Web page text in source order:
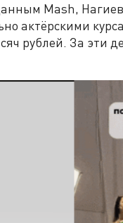
Mash,
актёрскими
рублей. За эти